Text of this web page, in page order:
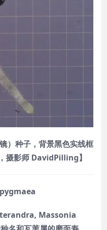
）种子，背景黑色实线框
摄影师 DavidPilling】
Massonia